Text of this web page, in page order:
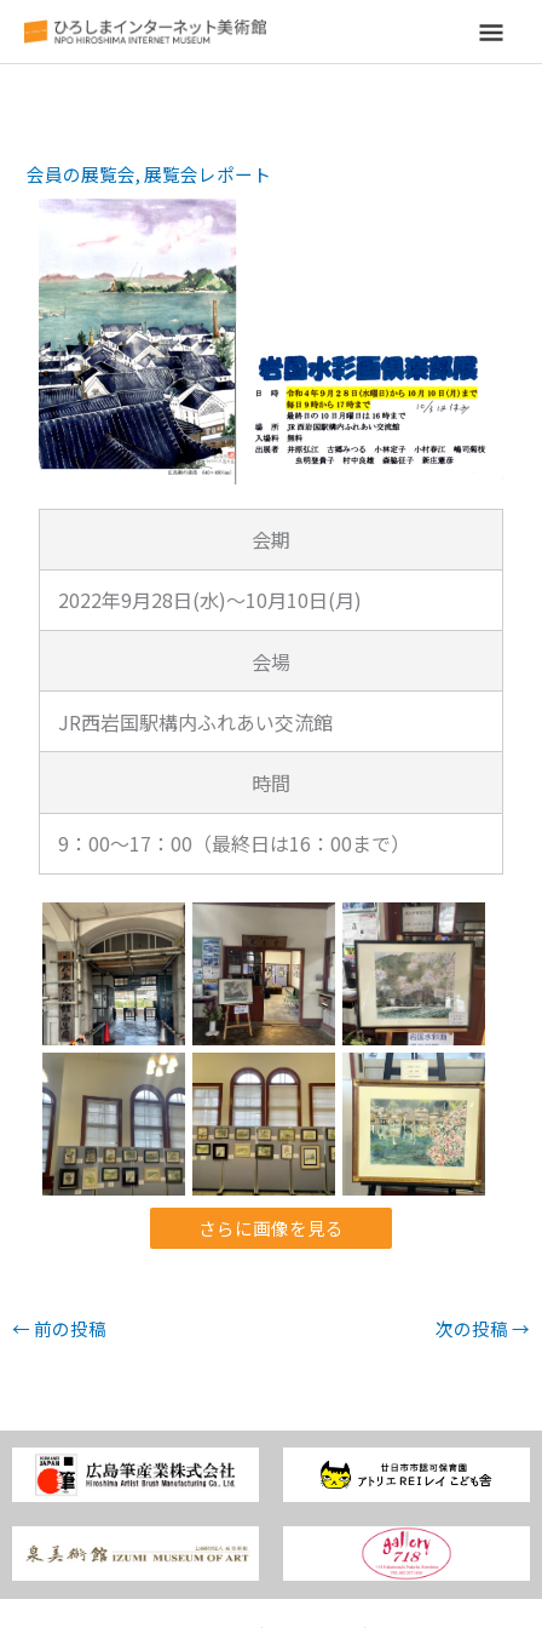
メ
ー
会員の展覧会,展覧会レポート
会期
2022年9月28日(水)～10月10日(月)
会場
JR西岩国駅構内ふれあい交流館
時間
9：00～17：00（最終日は16：00まで）
さらに画像を見る
← 前の投稿 次の投稿→